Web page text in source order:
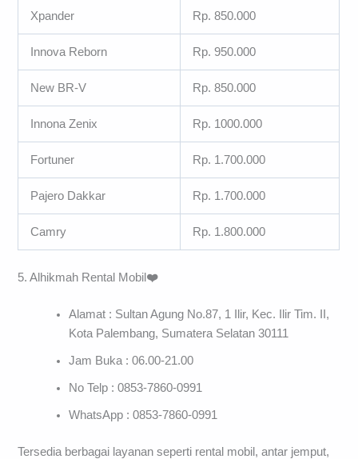
Xpander Rp. 850.000
Innova Reborn Rp. 950.000
New BR-V Rp. 850.000
Innona Zenix Rp. 1000.000
Fortuner Rp. 1.700.000
Pajero Dakkar Rp. 1.700.000
Camry Rp. 1.800.000
5. Alhikmah Rental Mobil ❤️
Alamat : Sultan Agung No.87, 1 Ilir, Kec. Ilir Tim. II,
Kota Palembang, Sumatera Selatan 30111
Jam Buka : 06.00-21.00
No Telp : 0853-7860-0991
WhatsApp : 0853-7860-0991
Tersedia berbagai layanan seperti rental mobil, antar jemput,